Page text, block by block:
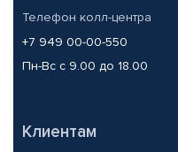
Телефон колл-центра
+7 949 00-00-550
Пн-Вс с 9.00 до 18.00
Клиентам